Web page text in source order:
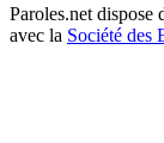
Paroles.net dispose
avec la Société des